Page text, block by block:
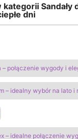
Sandały
dni
– połączenie wygody i
– idealny wybór na lato i
– idealne połączenie